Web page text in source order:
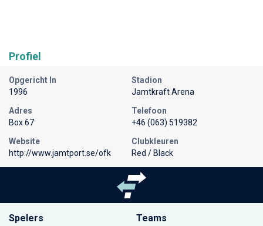
Profiel
Opgericht In
1996
Stadion
Jamtkraft Arena
Adres
Box 67
Telefoon
+46 (063) 519382
Website
http://www.jamtport.se/ofk
Clubkleuren
Red / Black
Spelers Teams